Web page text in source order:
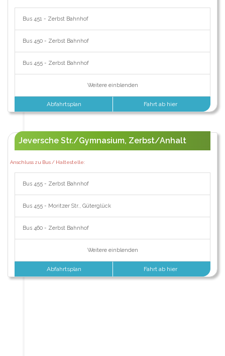
Bus 451 - Zerbst Bahnhof
Bus 450 - Zerbst Bahnhof
Bus 455 - Zerbst Bahnhof
Weitere einblenden
Abfahrtsplan Fahrt ab hier
Jeversche Str./Gymnasium, Zerbst/Anhalt
Anschluss zu Bus / Haltestelle:
Bus 455 - Zerbst Bahnhof
Bus 455 - Moritzer Str., Güterglück
Bus 460 - Zerbst Bahnhof
Weitere einblenden
Abfahrtsplan Fahrt ab hier